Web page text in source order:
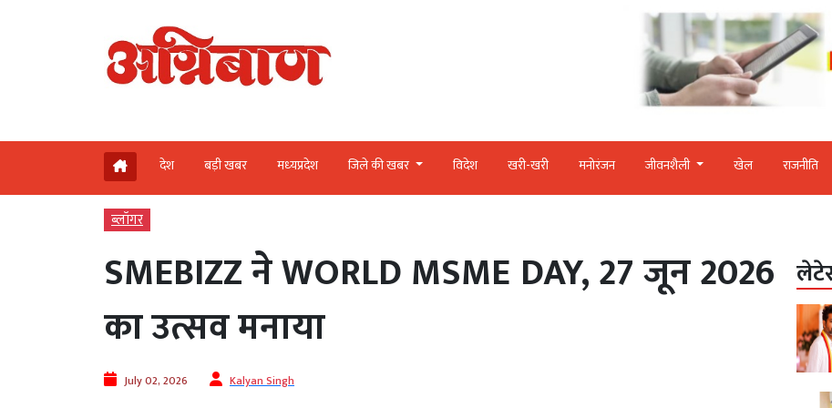
देश बड़ी खबर मध्‍यप्रदेश जिले की खबर विदेश खरी-खरी मनोरंजन जीवनशैली खेल राजनीति
ब्‍लॉगर
SMEBIZZ ने WORLD MSME DAY, 27 जून 2026
का उत्सव मनाया
July 02, 2026 Kalyan Singh